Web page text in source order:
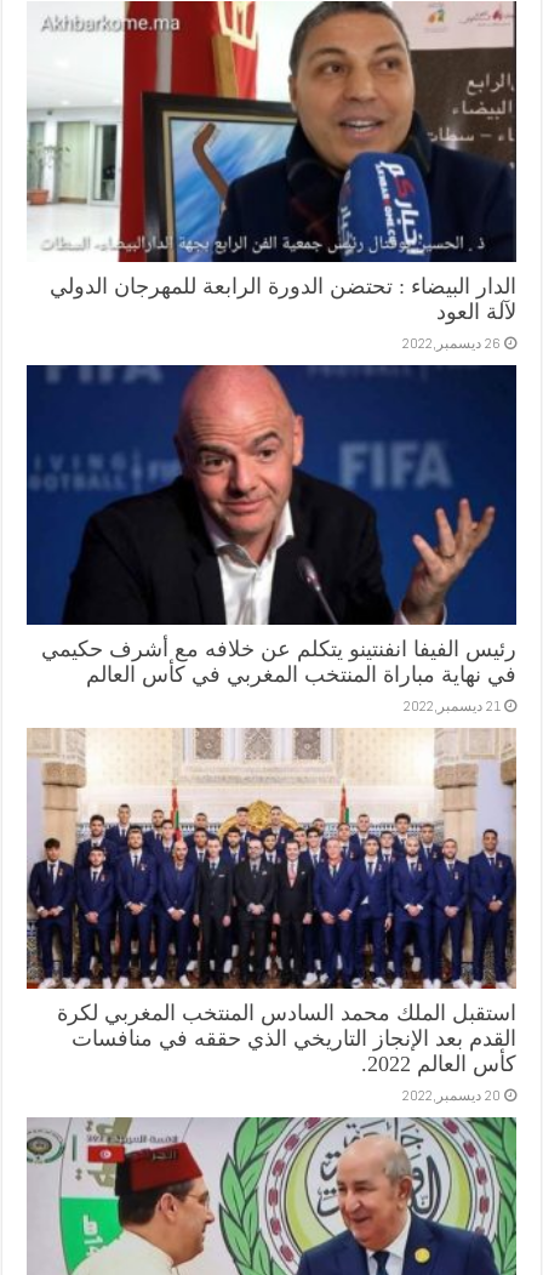
الدار البيضاء : تحتضن الدورة الرابعة للمهرجان الدولي
لآلة العود
26 ديسمبر,2022
رئيس الفيفا انفنتينو يتكلم عن خلافه مع أشرف حكيمي
في نهاية مباراة المنتخب المغربي في كأس العالم
21 ديسمبر,2022
استقبل الملك محمد السادس المنتخب المغربي لكرة
القدم بعد الإنجاز التاريخي الذي حققه في منافسات
كأس العالم 2022.
20 ديسمبر,2022